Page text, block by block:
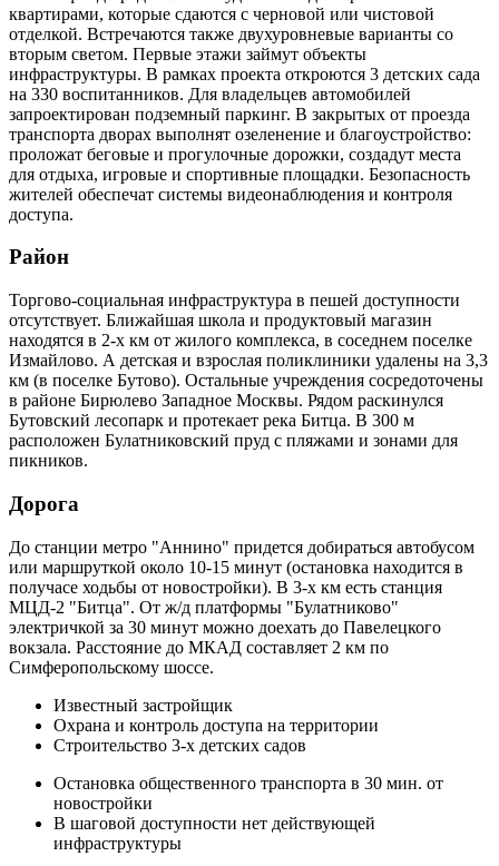
квартирами, которые сдаются с черновой или чистовой
отделкой. Встречаются также двухуровневые варианты со
вторым светом. Первые этажи займут объекты
инфраструктуры. В рамках проекта откроются 3 детских сада
на 330 воспитанников. Для владельцев автомобилей
запроектирован подземный паркинг. В закрытых от проезда
транспорта дворах выполнят озеленение и благоустройство:
проложат беговые и прогулочные дорожки, создадут места
для отдыха, игровые и спортивные площадки. Безопасность
жителей обеспечат системы видеонаблюдения и контроля
доступа.
Район
Торгово-социальная инфраструктура в пешей доступности
отсутствует. Ближайшая школа и продуктовый магазин
находятся в 2-х км от жилого комплекса, в соседнем поселке
Измайлово. А детская и взрослая поликлиники удалены на 3,3
км (в поселке Бутово). Остальные учреждения сосредоточены
в районе Бирюлево Западное Москвы. Рядом раскинулся
Бутовский лесопарк и протекает река Битца. В 300 м
расположен Булатниковский пруд с пляжами и зонами для
пикников.
Дорога
До станции метро "Аннино" придется добираться автобусом
или маршруткой около 10-15 минут (остановка находится в
получасе ходьбы от новостройки). В 3-х км есть станция
МЦД-2 "Битца". От ж/д платформы "Булатниково"
электричкой за 30 минут можно доехать до Павелецкого
вокзала. Расстояние до МКАД составляет 2 км по
Симферопольскому шоссе.
Известный застройщик
Охрана и контроль доступа на территории
Строительство 3-х детских садов
Остановка общественного транспорта в 30 мин. от
новостройки
В шаговой доступности нет действующей
инфраструктуры